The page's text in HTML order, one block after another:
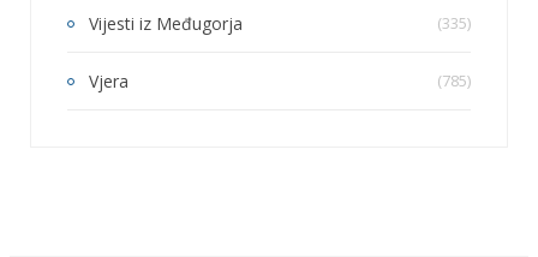
Vijesti iz Međugorja (335)
Vjera (785)